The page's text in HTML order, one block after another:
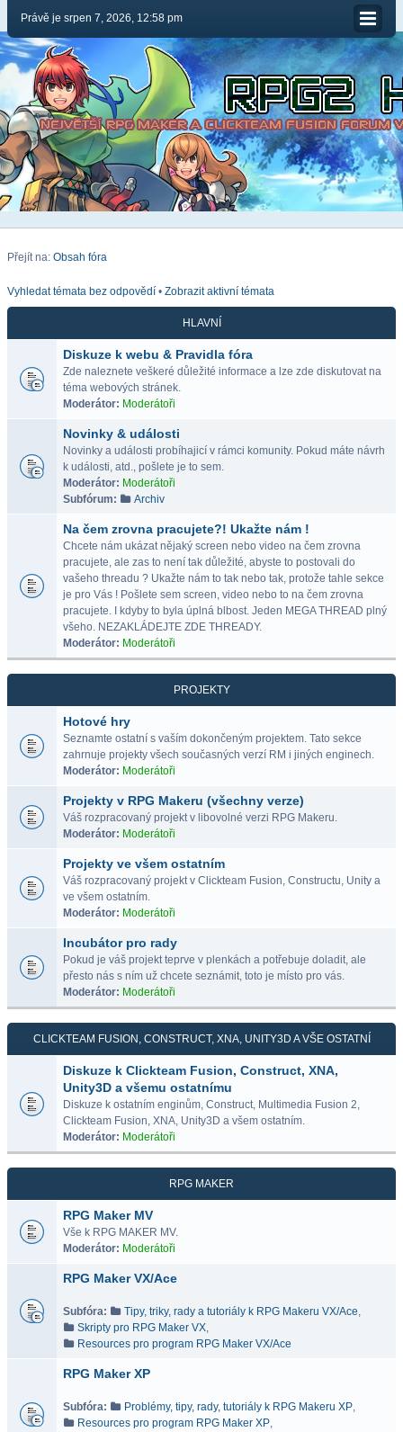
Právě je srpen 7, 2026, 12:58 pm
Přejít na: Obsah fóra
Vyhledat témata bez odpovědí • Zobrazit aktivní témata
HLAVNÍ
Diskuze k webu & Pravidla fóra
Zde naleznete veškeré důležité informace a lze zde diskutovat na
téma webových stránek.
Moderátor: Moderátoři
Novinky & události
Novinky a události probíhajicí v rámci komunity. Pokud máte návrh
k události, atd., pošlete je to sem.
Moderátor: Moderátoři
Subfórum:
Archiv
Na čem zrovna pracujete?! Ukažte nám !
Chcete nám ukázat nějaký screen nebo video na čem zrovna
pracujete, ale zas to není tak důležité, abyste to postovali do
vašeho threadu ? Ukažte nám to tak nebo tak, protože tahle sekce
je pro Vás ! Pošlete sem screen, video nebo to na čem zrovna
pracujete. I kdyby to byla úplná blbost. Jeden MEGA THREAD plný
všeho. NEZAKLÁDEJTE ZDE THREADY.
Moderátor: Moderátoři
PROJEKTY
Hotové hry
Seznamte ostatní s vaším dokončeným projektem. Tato sekce
zahrnuje projekty všech současných verzí RM i jiných enginech.
Moderátor: Moderátoři
Projekty v RPG Makeru (všechny verze)
Váš rozpracovaný projekt v libovolné verzi RPG Makeru.
Moderátor: Moderátoři
Projekty ve všem ostatním
Váš rozpracovaný projekt v Clickteam Fusion, Constructu, Unity a
ve všem ostatním.
Moderátor: Moderátoři
Incubátor pro rady
Pokud je váš projekt teprve v plenkách a potřebuje doladit, ale
přesto nás s ním už chcete seznámit, toto je místo pro vás.
Moderátor: Moderátoři
CLICKTEAM FUSION, CONSTRUCT, XNA, UNITY3D A VŠE OSTATNÍ
Diskuze k Clickteam Fusion, Construct, XNA,
Unity3D a všemu ostatnímu
Diskuze k ostatním enginům, Construct, Multimedia Fusion 2,
Clickteam Fusion, XNA, Unity3D a všem ostatním.
Moderátor: Moderátoři
RPG MAKER
RPG Maker MV
Vše k RPG MAKER MV.
Moderátor: Moderátoři
RPG Maker VX/Ace
Subfóra: Tipy, triky, rady a tutoriály k RPG Makeru VX/Ace,
Skripty pro RPG Maker VX,
Resources pro program RPG Maker VX/Ace
RPG Maker XP
Subfóra: Problémy, tipy, rady, tutoriály k RPG Makeru XP,
Resources pro program RPG Maker XP,